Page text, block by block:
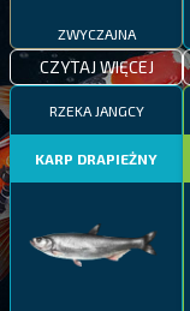
ZWYCZAJNA
CZYTAJ WIĘCEJ
RZEKA JANGCY
KARP DRAPIEŻNY